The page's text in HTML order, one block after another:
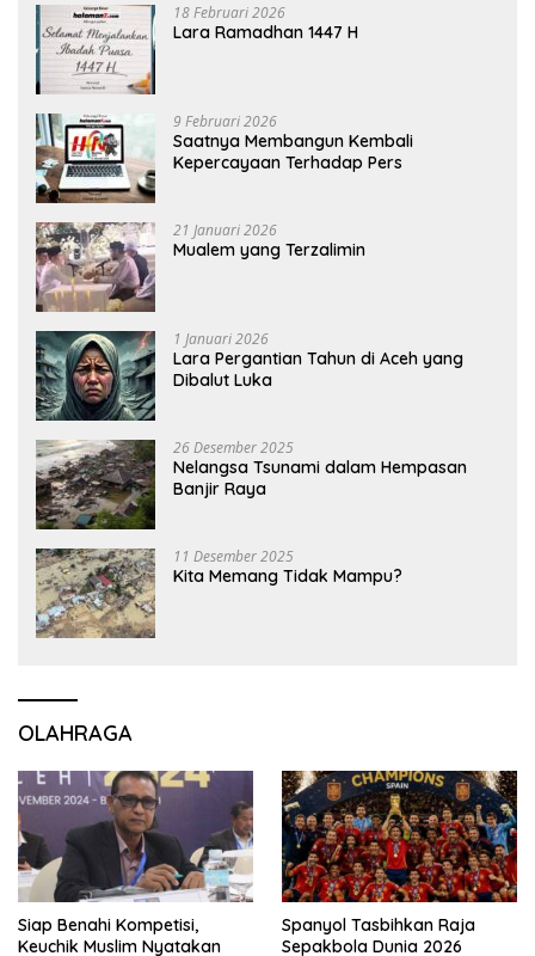
18 Februari 2026
Lara Ramadhan 1447 H
9 Februari 2026
Saatnya Membangun Kembali
Kepercayaan Terhadap Pers
21 Januari 2026
Mualem yang Terzalimin
1 Januari 2026
Lara Pergantian Tahun di Aceh yang
Dibalut Luka
26 Desember 2025
Nelangsa Tsunami dalam Hempasan
Banjir Raya
11 Desember 2025
Kita Memang Tidak Mampu?
OLAHRAGA
Siap Benahi Kompetisi,
Keuchik Muslim Nyatakan
Spanyol Tasbihkan Raja
Sepakbola Dunia 2026